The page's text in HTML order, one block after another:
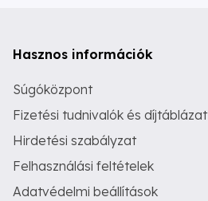
Hasznos információk
Súgóközpont
Fizetési tudnivalók és díjtáblázat
Hirdetési szabályzat
Felhasználási feltételek
Adatvédelmi beállítások